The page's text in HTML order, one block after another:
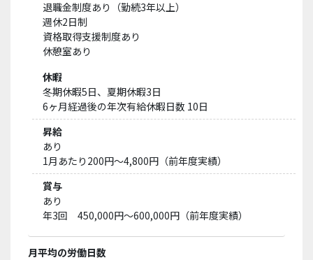
退職金制度あり（勤続3年以上）
週休2日制
資格取得支援制度あり
休憩室あり
休暇
冬期休暇5日、夏期休暇3日
6ヶ月経過後の年次有給休暇日数 10日
昇給
あり
1月あたり200円〜4,800円（前年度実績）
賞与
あり
年3回 450,000円〜600,000円（前年度実績）
月平均の労働日数